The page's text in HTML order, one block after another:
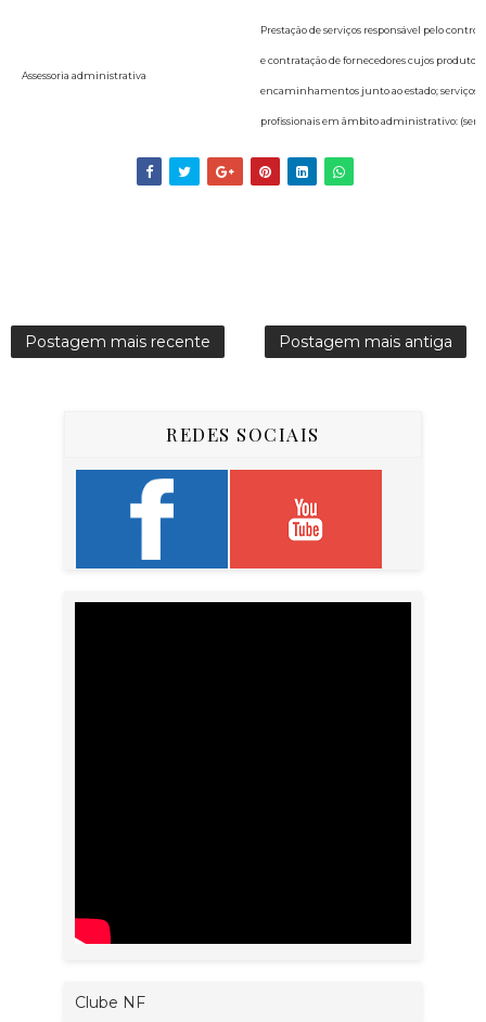
Assessoria administrativa
Prestação de serviços responsável pelo
e contratação de fornecedores cujos produtos
encaminhamentos junto ao estado; serviços
profissionais em âmbito administrativo:
Postagem mais recente Postagem mais antiga
REDES SOCIAIS
Clube NF